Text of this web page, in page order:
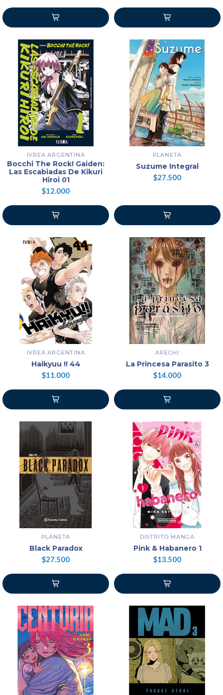
IVREA ARGENTINA
Bocchi The Rock! Gaiden:
Las Escabiadas De Kikuri
Hiroi 01
$12.000
PLANETA
Suzume Integral
$27.500
IVREA ARGENTINA
Haikyuu !! 44
$11.000
ARECHI
La Princesa Parasito 3
$14.000
PLANETA
Black Paradox
$27.500
DISTRITO MANGA
Pink & Habanero 1
$13.500